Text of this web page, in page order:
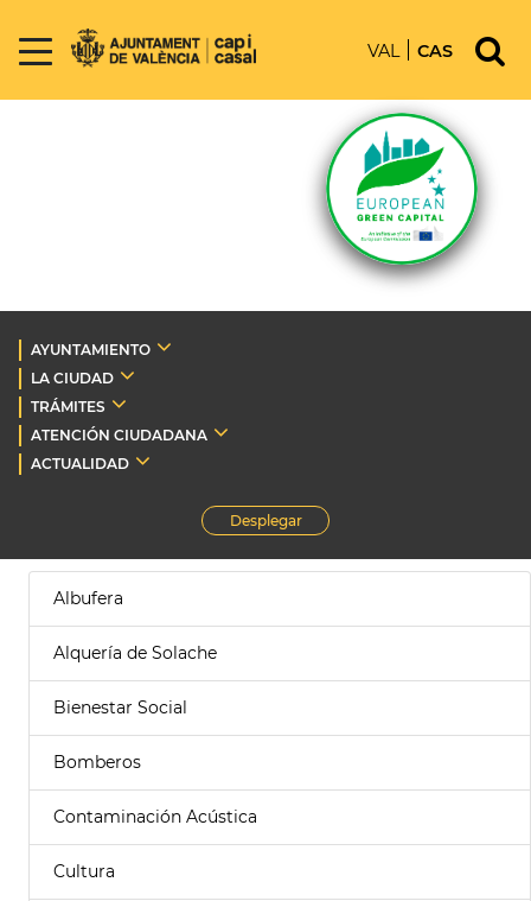
VAL CAS
AYUNTAMIENTO
LA CIUDAD
TRÁMITES
ATENCIÓN CIUDADANA
ACTUALIDAD
Desplegar
Albufera
Alquería de Solache
Bienestar Social
Bomberos
Contaminación Acústica
Cultura